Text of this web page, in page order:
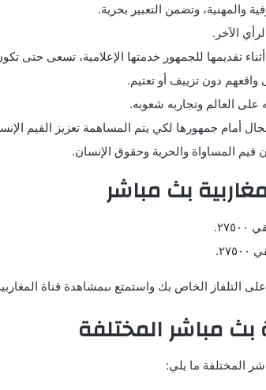
والمهنية، وتضمن التعبير بحرية.
الآخر.
أثناء تقديمها للجمهور خدمتها الإعلامية، تسعى حتى
دون تزييف أو تعتيم.
على العالم وتجاربه شعوبه.
أمام جمهورها لكي يتم المساهمة تعزيز القيم
قيم المساواة والحرية وحقوق الإنسان.
بث مباشر
على التلفاز الخاص بك واستمتع ىبمشاهدة قناة
بث مباشر المختلفة
المختلفة ما يلي: